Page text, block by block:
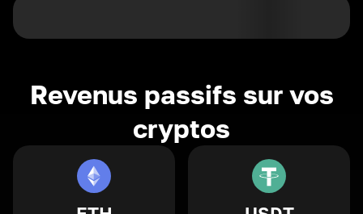
Revenus passifs sur vos
cryptos